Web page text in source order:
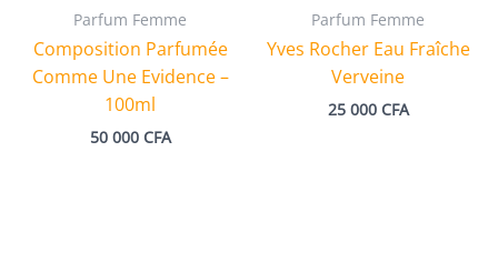
Parfum Femme
Composition Parfumée
Comme Une Evidence –
100ml
50 000 CFA
Parfum Femme
Yves Rocher Eau Fraîche
Verveine
25 000 CFA